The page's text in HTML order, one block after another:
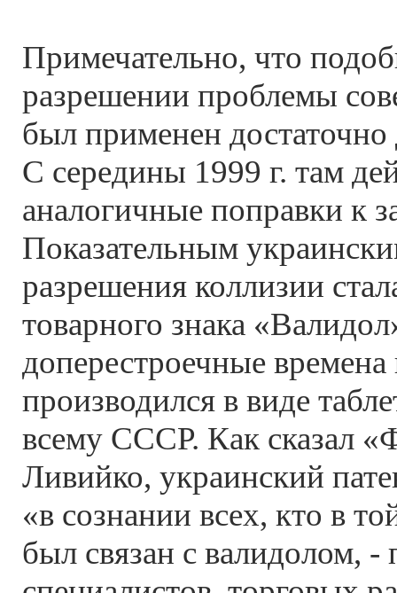
Примечательно, что
разрешении проблемы
был применен
С середины 1999 г. там
аналогичные поправки к
Показательным
разрешения коллизии
товарного знака
доперестроечные времена
производился в виде
всему СССР. Как сказал
Ливийко, украинский
«в сознании всех, кто в
был связан с валидолом, -